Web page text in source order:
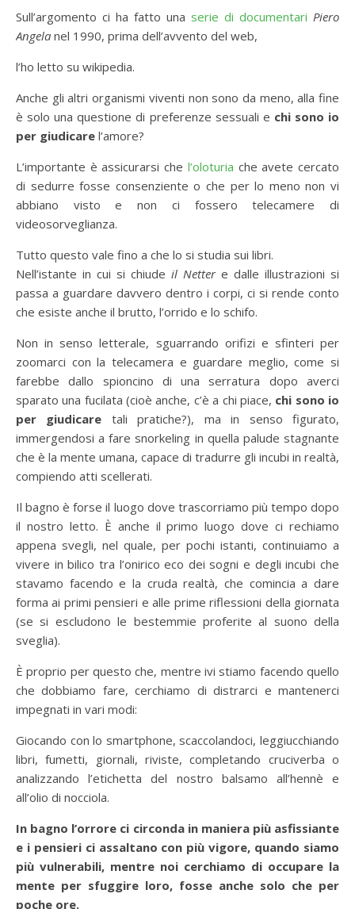
Sull’argomento ci ha fatto una serie di documentari Piero
Angela nel 1990, prima dell’avvento del web,
l’ho letto su wikipedia.
Anche gli altri organismi viventi non sono da meno, alla fine
è solo una questione di preferenze sessuali e chi sono io
per giudicare l’amore?
L’importante è assicurarsi che l’oloturia che avete cercato
di sedurre fosse consenziente o che per lo meno non vi
abbiano visto e non ci fossero telecamere di
videosorveglianza.
Tutto questo vale fino a che lo si studia sui libri.
Nell’istante in cui si chiude il Nettere dalle illustrazioni si
passa a guardare davvero dentro i corpi, ci si rende conto
che esiste anche il brutto, l’orrido e lo schifo.
Non in senso letterale, sguarrando orifizi e sfinteri per
zoomarci con la telecamera e guardare meglio, come si
farebbe dallo spioncino di una serratura dopo averci
sparato una fucilata (cioè anche, c’è a chi piace, chi sono io
per giudicare tali pratiche?), ma in senso figurato,
immergendosi a fare snorkeling in quella palude stagnante
che è la mente umana, capace di tradurre gli incubi in realtà,
compiendo atti scellerati.
Il bagno è forse il luogo dove trascorriamo più tempo dopo
il nostro letto. È anche il primo luogo dove ci rechiamo
appena svegli, nel quale, per pochi istanti, continuiamo a
vivere in bilico tra l’onirico eco dei sogni e degli incubi che
stavamo facendo e la cruda realtà, che comincia a dare
forma ai primi pensieri e alle prime riflessioni della giornata
(se si escludono le bestemmie proferite al suono della
sveglia).
È proprio per questo che, mentre ivi stiamo facendo quello
che dobbiamo fare, cerchiamo di distrarci e mantenerci
impegnati in vari modi:
Giocando con lo smartphone, scaccolandoci, leggiucchiando
libri, fumetti, giornali, riviste, completando cruciverba o
analizzando l’etichetta del nostro balsamo all’hennè e
all’olio di nocciola.
In bagno l’orrore ci circonda in maniera più asfissiante
e i pensieri ci assaltano con più vigore, quando siamo
più vulnerabili, mentre noi cerchiamo di occupare la
mente per sfuggire loro, fosse anche solo che per
poche ore.